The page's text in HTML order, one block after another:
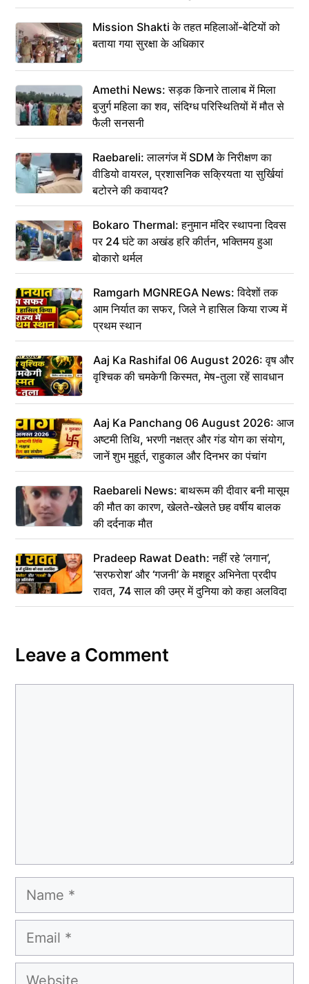
Mission Shakti के तहत महिलाओं-बेटियों को
बताया गया सुरक्षा के अधिकार
Amethi News: सड़क किनारे तालाब में मिला
बुजुर्ग महिला का शव, संदिग्ध परिस्थितियों में मौत से
फैली सनसनी
Raebareli: लालगंज में SDM के निरीक्षण का
वीडियो वायरल, प्रशासनिक सक्रियता या सुर्खियां
बटोरने की कवायद?
Bokaro Thermal: हनुमान मंदिर स्थापना दिवस
पर 24 घंटे का अखंड हरि कीर्तन, भक्तिमय हुआ
बोकारो थर्मल
Ramgarh MGNREGA News: विदेशों तक
आम निर्यात का सफर, जिले ने हासिल किया राज्य में
प्रथम स्थान
Aaj Ka Rashifal 06 August 2026: वृष और
वृश्चिक की चमकेगी किस्मत, मेष-तुला रहें सावधान
Aaj Ka Panchang 06 August 2026: आज
अष्टमी तिथि, भरणी नक्षत्र और गंड योग का संयोग,
जानें शुभ मुहूर्त, राहुकाल और दिनभर का पंचांग
Raebareli News: बाथरूम की दीवार बनी मासूम
की मौत का कारण, खेलते-खेलते छह वर्षीय बालक
की दर्दनाक मौत
Pradeep Rawat Death: नहीं रहे ‘लगान’,
‘सरफरोश’ और ‘गजनी’ के मशहूर अभिनेता प्रदीप
रावत, 74 साल की उम्र में दुनिया को कहा अलविदा
Leave a Comment
Name
Email
Website